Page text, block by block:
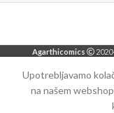
Agarthicomics
Upotrebljavamo
na našem